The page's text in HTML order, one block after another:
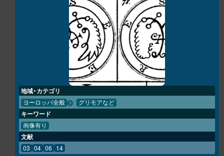
地域・カテゴリ
ヨーロッパ全般 グリモアなど
キーワード
画像有り
文献
03 04 06 14